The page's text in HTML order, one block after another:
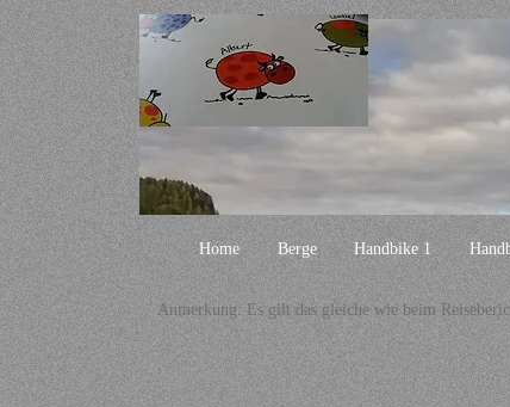
Home Berge Handbike 1
Anmerkung: Es gilt das gleiche wie beim